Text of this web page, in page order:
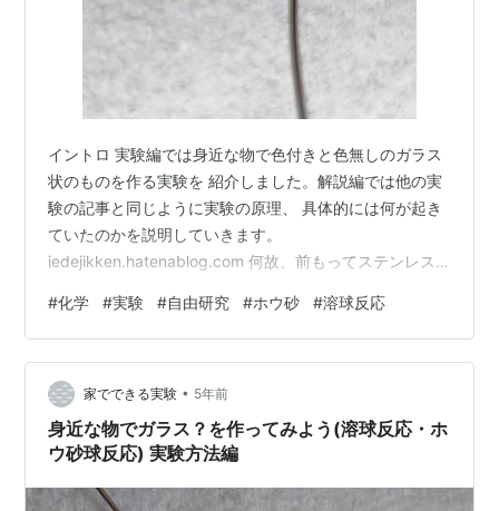
イントロ 実験編では身近な物で色付きと色無しのガラス
状のものを作る実験を 紹介しました。解説編では他の実
験の記事と同じように実験の原理、 具体的には何が起き
ていたのかを説明していきます。
iedejikken.hatenablog.com 何故、前もってステンレス
ではステンレスの針金に付けたホウ砂を火に入れる必要
があります。 しかし、火に入れていないステンレスの針
金をホウ砂に触れさせても全然 くっついてはくれませ
ん。一度、火に入れて高温になったステンレスの針金を
ホウ砂に触れさせると、熱でホウ砂が溶けて針金やホウ
砂同士がくっついてくれます。…
#化学 #実験 #自由研究 #ホウ砂 #溶球反応
家でできる実験 • 5年前
身近な物でガラス？を作ってみよう(溶球反応・ホ
ウ砂球反応) 実験方法編